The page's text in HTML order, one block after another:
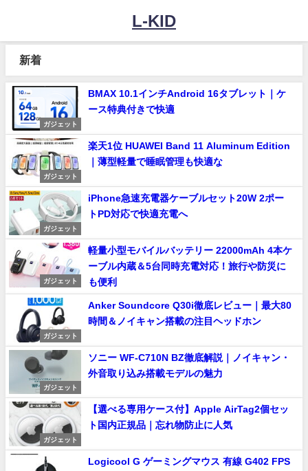
L-KID
新着
ガジェット
BMAX 10.1インチAndroid 16タブレット｜ケ
ース特典付きで快適
ガジェット
楽天1位 HUAWEI Band 11 Aluminum Edition
｜薄型軽量で睡眠管理も快適な
ガジェット
iPhone急速充電器ケーブルセット20W 2ポー
トPD対応で快適充電へ
ガジェット
軽量小型モバイルバッテリー 22000mAh 4本ケ
ーブル内蔵＆5台同時充電対応！旅行や防災に
も便利
ガジェット
Anker Soundcore Q30i徹底レビュー｜最大80
時間＆ノイキャン搭載の注目ヘッドホン
ガジェット
ソニー WF-C710N BZ徹底解説｜ノイキャン・
外音取り込み搭載モデルの魅力
ガジェット
【選べる専用ケース付】Apple AirTag2個セッ
ト国内正規品｜忘れ物防止に人気
Logicool G ゲーミングマウス 有線 G402 FPS